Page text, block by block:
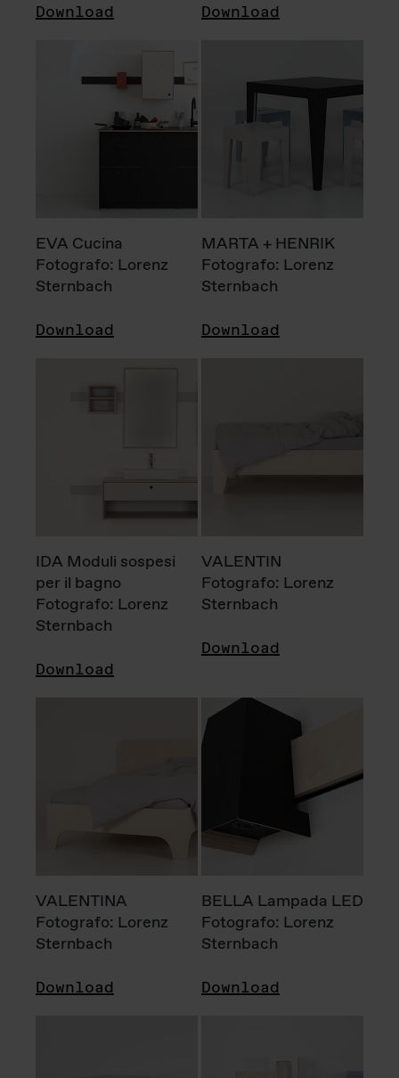
Download Download
EVA Cucina
Fotografo: Lorenz
Sternbach
Download
MARTA + HENRIK
Fotografo: Lorenz
Sternbach
Download
IDA Moduli sospesi
per il bagno
Fotografo: Lorenz
Sternbach
Download
VALENTIN
Fotografo: Lorenz
Sternbach
Download
VALENTINA
Fotografo: Lorenz
Sternbach
Download
BELLA Lampada LED
Fotografo: Lorenz
Sternbach
Download